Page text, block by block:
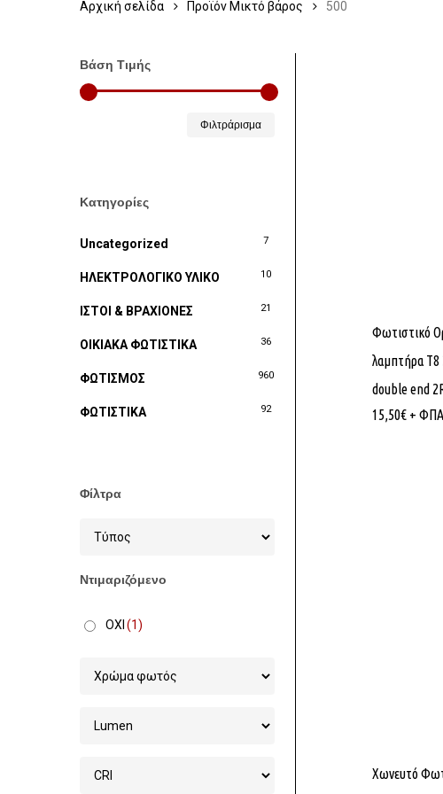
Αρχική σελίδα Προϊόν Μικτό βάρος 500
Βάση Τιμής
Φιλτράρισμα
Κατηγορίες
Uncategorized 7
ΗΛΕΚΤΡΟΛΟΓΙΚΟ ΥΛΙΚΟ 10
ΙΣΤΟΙ & ΒΡΑΧΙΟΝΕΣ 21
ΟΙΚΙΑΚΑ ΦΩΤΙΣΤΙΚΑ 36
ΦΩΤΙΣΜΟΣ 960
ΦΩΤΙΣΤΙΚΑ 92
Φίλτρα
Ντιμαριζόμενο
ΟΧΙ (1)
Φωτιστικό
λαμπτήρα T8
double end
15,50€ + ΦΠΑ
Χωνευτό
Στοχεία Εταιρίας